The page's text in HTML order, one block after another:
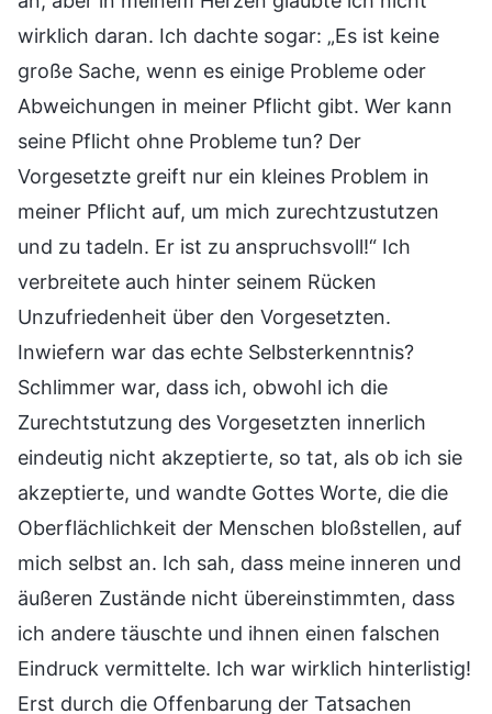
wirklich daran. Ich dachte sogar: „Es ist keine
große Sache, wenn es einige Probleme oder
Abweichungen in meiner Pflicht gibt. Wer kann
seine Pflicht ohne Probleme tun? Der
Vorgesetzte greift nur ein kleines Problem in
meiner Pflicht auf, um mich zurechtzustutzen
und zu tadeln. Er ist zu anspruchsvoll!“ Ich
verbreitete auch hinter seinem Rücken
Unzufriedenheit über den Vorgesetzten.
Inwiefern war das echte Selbsterkenntnis?
Schlimmer war, dass ich, obwohl ich die
Zurechtstutzung des Vorgesetzten innerlich
eindeutig nicht akzeptierte, so tat, als ob ich sie
akzeptierte, und wandte Gottes Worte, die die
Oberflächlichkeit der Menschen bloßstellen, auf
mich selbst an. Ich sah, dass meine inneren und
äußeren Zustände nicht übereinstimmten, dass
ich andere täuschte und ihnen einen falschen
Eindruck vermittelte. Ich war wirklich hinterlistig!
Erst durch die Offenbarung der Tatsachen